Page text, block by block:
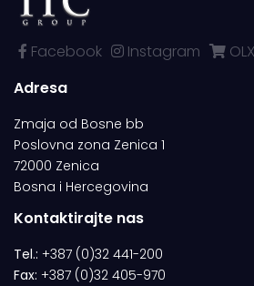
Facebook Instagram
Adresa
Zmaja od Bosne bb
Poslovna zona Zenica 1
72000 Zenica
Bosna i Hercegovina
Kontaktirajte nas
Tel.: +387 (0)32 441-200
Fax: +387 (0)32 405-970